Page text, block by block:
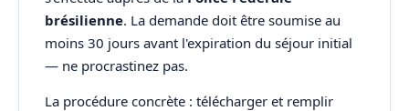
brésilienne. La demande doit être soumise au
moins 30 jours avant l'expiration du séjour initial
— ne procrastinez pas.
La procédure concrète : télécharger et remplir